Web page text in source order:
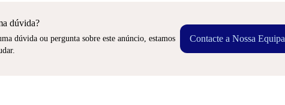
dúvida?
dúvida ou pergunta sobre este anúncio, estamos
Contacte a Nossa Equipa